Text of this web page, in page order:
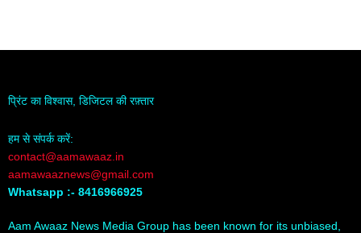
प्रिंट का विश्वास, डिजिटल की रफ़्तार
हम से संपर्क करें:
contact@aamawaaz.in
aamawaaznews@gmail.com
Whatsapp :- 8416966925
Aam Awaaz News Media Group has been known for its unbiased,